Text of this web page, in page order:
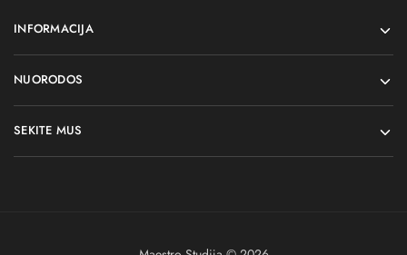
INFORMACIJA
NUORODOS
SEKITE MUS